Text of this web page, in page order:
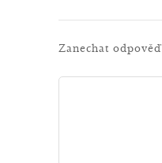
Zanechat odpověď